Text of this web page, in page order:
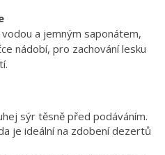
a jemným saponátem,
nádobí, pro zachování lesku
sýr těsně před podáváním.
je ideální na zdobení dezertů